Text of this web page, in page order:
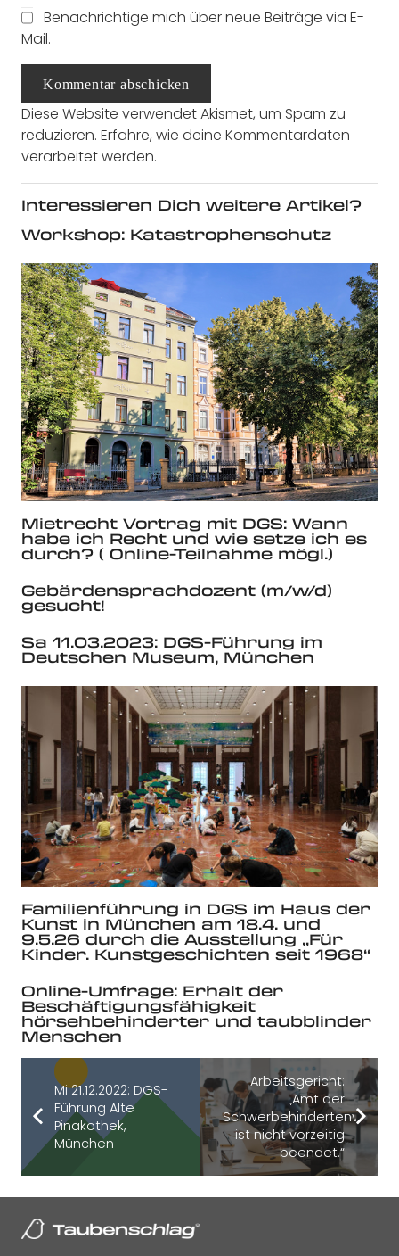
Benachrichtige mich über neue Beiträge via E-
Mail.
Kommentar abschicken
Diese Website verwendet Akismet, um Spam zu
reduzieren. Erfahre, wie deine Kommentardaten
verarbeitet werden.
Interessieren Dich weitere Artikel?
Workshop: Katastrophenschutz
Mietrecht Vortrag mit DGS: Wann
habe ich Recht und wie setze ich es
durch? ( Online-Teilnahme mögl.)
Gebärdensprachdozent (m/w/d)
gesucht!
Sa 11.03.2023: DGS-Führung im
Deutschen Museum, München
Familienführung in DGS im Haus der
Kunst in München am 18.4. und
9.5.26 durch die Ausstellung „Für
Kinder. Kunstgeschichten seit 1968“
Online-Umfrage: Erhalt der
Beschäftigungsfähigkeit
hörsehbehinderter und taubblinder
Menschen
Mi 21.12.2022: DGS-
Führung Alte
Pinakothek,
München
Arbeitsgericht:
„Amt der
ist nicht vorzeitig
beendet.“